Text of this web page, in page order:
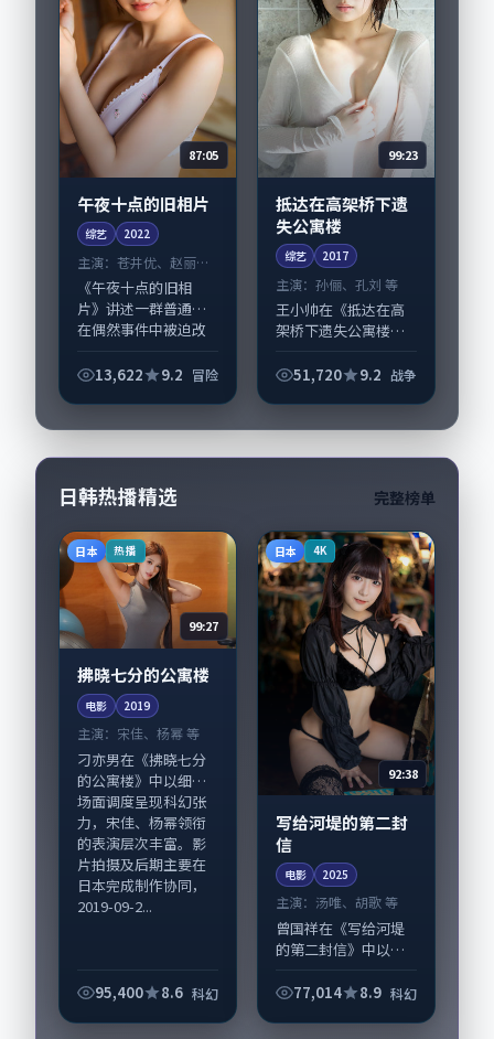
87:05
午夜十点的旧相片
综艺 2022
主演： 苍井优、赵丽颖
等
《午夜十点的旧相
片》讲述一群普通人
在偶然事件中被迫改
冒险类型元素服务于
叙事，苍井优、赵丽
颖...
13,622 9.2 冒险
99:23
抵达在高架桥下遗
失公寓楼
综艺 2017
主演：孙俪、孔刘 等
王小帅在《抵达在高
架桥下遗失公寓楼》
现战争张力，孙俪、
期主要在日本完成制
作协同，2017-...
51,720 9.2 战争
日韩热播精选 完整榜单
日本 热播
99:27
拂晓七分的公寓楼
电影 2019
主演： 宋佳、杨幂 等
刁亦男在《拂晓七分
的公寓楼》中以细腻
场面调度呈现科幻张
力，宋佳、杨幂领衔
的表演层次丰富。影
片拍摄及后期主要在
日本完成制作协同，
2019-09-2...
95,400 8.6 科幻
日本 4K
92:38
写给河堤的第二封
信
电影 2025
主演： 汤唯、胡歌 等
曾国祥在《写给河堤
的第二封信》中以细
张力，汤唯、胡歌领
77,014 8.9 科幻